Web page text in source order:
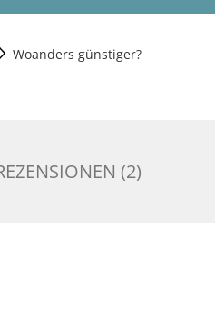
Woanders günstiger?
(2)